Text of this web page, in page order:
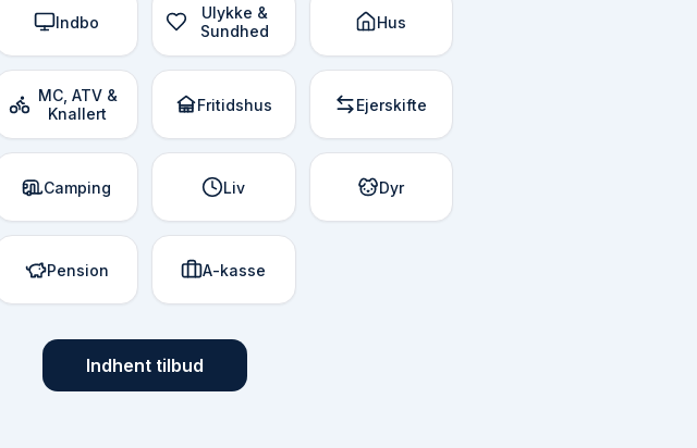
Indbo
Ulykke &
Sundhed
Hus
MC, ATV &
Knallert
Fritidshus Ejerskifte
Camping Liv Dyr
Pension A-kasse
Indhent tilbud